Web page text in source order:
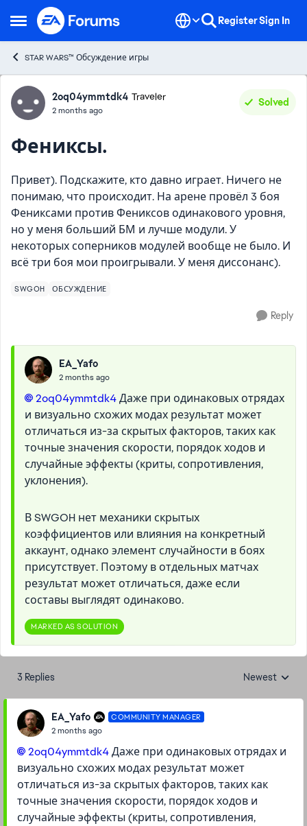
Open Side Menu
Skip to content RegisterSign In
STAR WARS™ Обсуждение игры
Forum Discussion
2oq04ymmtdk4 Traveler
2 months ago
Solved
Фениксы.
Привет). Подскажите, кто давно играет. Ничего не
понимаю, что происходит. На арене провёл 3 боя
Фениксами против Фениксов одинакового уровня,
но у меня больший БМ и лучше модули. У
некоторых соперников модулей вообще не было. И
всё три боя мои проигрывали. У меня диссонанс).
SWGOH ОБСУЖДЕНИЕ
Reply
EA_Yafo
2 months ago
2oq04ymmtdk4​Даже при одинаковых отрядах
и визуально схожих модах результат может
отличаться из-за скрытых факторов, таких как
точные значения скорости, порядок ходов и
случайные эффекты (криты, сопротивления,
уклонения).
В SWGOH нет механики скрытых
коэффициентов или влияния на конкретный
аккаунт, однако элемент случайности в боях
присутствует. Поэтому в отдельных матчах
результат может отличаться, даже если
составы выглядят одинаково.
MARKED AS SOLUTION
3 Replies Replies sorted
Newest
EA_Yafo COMMUNITY MANAGER
2 months ago
2oq04ymmtdk4​Даже при одинаковых отрядах и
визуально схожих модах результат может
отличаться из-за скрытых факторов, таких как
точные значения скорости, порядок ходов и
случайные эффекты (криты, сопротивления,